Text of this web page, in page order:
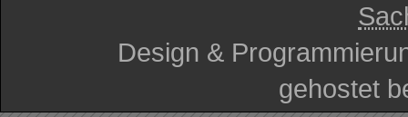
Design &
gehostet